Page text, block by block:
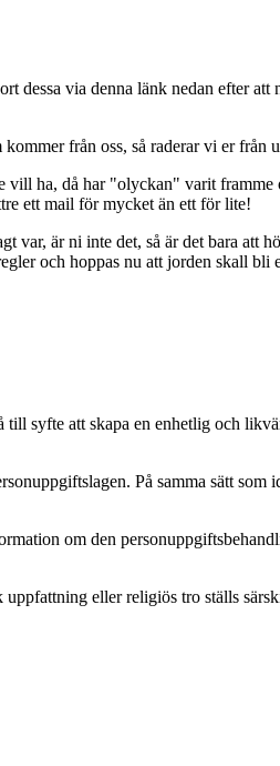
dessa via denna länk nedan efter att
från oss, så raderar vi er från
ha, då har "olyckan" varit
ett mail för mycket än ett för lite!
var, är ni inte det, så är det bara
och hoppas nu att jorden skall
syfte att skapa en enhetlig och
På samma sätt
om den
eller religiös tro ställs